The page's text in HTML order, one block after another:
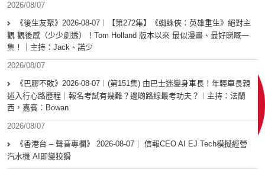
2026/08/07
《後生友聚》2026-08-07︱【第272集】《蜘蛛俠：英雄重生》絕對主
觀 觀後感（少少劇透）！Tom Holland 版本以來 最似漫畫、最好睇嘅一
集！｜主持：Jack、諾少
2026/08/07
《巴膠不敗》2026-08-07︱(第151集) 由巴士迷變身車長！年輕車長親
述入行心路歷程｜報名考試有幾難？邊啲路線最考功夫？︱主持：法蘭
西，嘉賓︰Bowan
2026/08/07
《香港台 – 聲音專欄》 2026-08-07｜ 信報CEO AI EJ Tech模擬經營
汽水機 AI即變狡猾